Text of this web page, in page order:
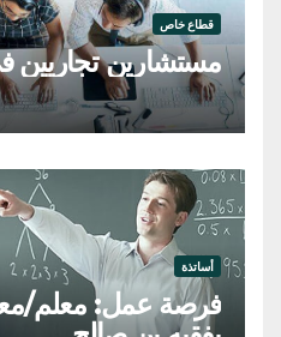
قطاع خاص
مستشارين تجاريين
أساتذة
فرصة عمل: معلم/